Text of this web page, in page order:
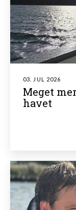
03. JUL 2026
Meget
havet